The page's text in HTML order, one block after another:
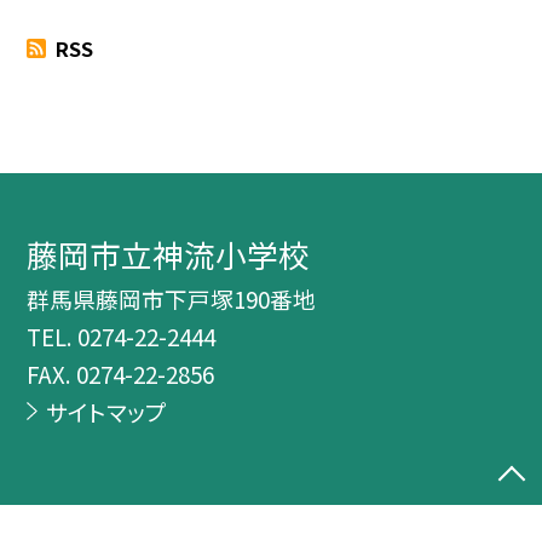
RSS
藤岡市立神流小学校
群馬県藤岡市下戸塚190番地
TEL. 0274-22-2444
FAX. 0274-22-2856
サイトマップ